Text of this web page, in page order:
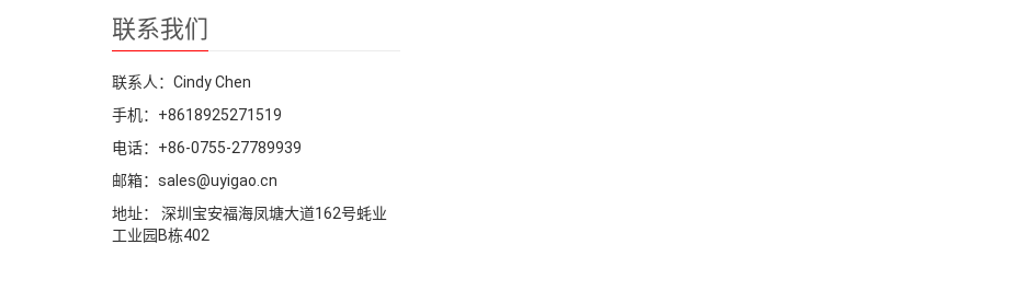
联系我们
联系人：Cindy Chen
手机：+8618925271519
电话：+86-0755-27789939
邮箱：sales@uyigao.cn
地址： 深圳宝安福海凤塘大道162号蚝业
工业园B栋402